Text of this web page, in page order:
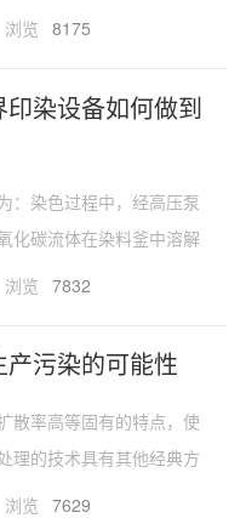
体的优势特点是：1、
浏览 8175
染设备如何做到
：染色过程中，经高压泵
化碳流体在染料釜中溶解
。染色过程中关闭高压
浏览 7832
污染的可能性
散率高等固有的特点，使
理的技术具有其他经典方
间1－2个数量级，避免
浏览 7629